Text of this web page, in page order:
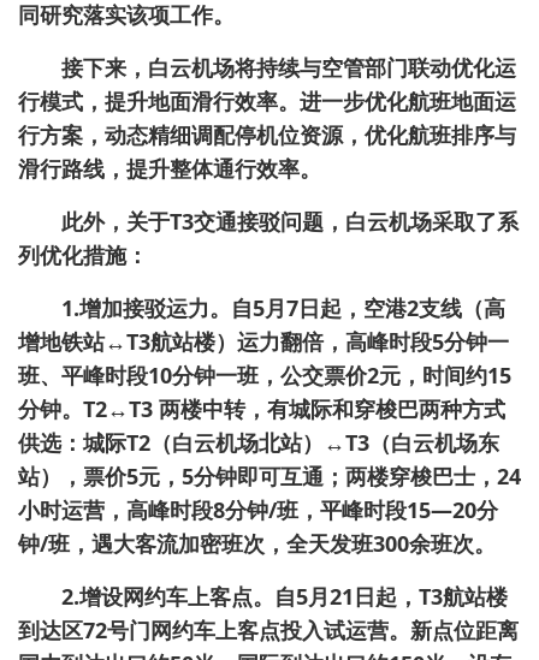
同研究落实该项工作。
接下来，白云机场将持续与空管部门联动优化运
行模式，提升地面滑行效率。进一步优化航班地面运
行方案，动态精细调配停机位资源，优化航班排序与
滑行路线，提升整体通行效率。
此外，关于T3交通接驳问题，白云机场采取了系
列优化措施：
1.增加接驳运力。自5月7日起，空港2支线（高
增地铁站↔T3航站楼）运力翻倍，高峰时段5分钟一
班、平峰时段10分钟一班，公交票价2元，时间约15
分钟。T2↔T3 两楼中转，有城际和穿梭巴两种方式
供选：城际T2（白云机场北站）↔T3（白云机场东
站），票价5元，5分钟即可互通；两楼穿梭巴士，24
小时运营，高峰时段8分钟/班，平峰时段15—20分
钟/班，遇大客流加密班次，全天发班300余班次。
2.增设网约车上客点。自5月21日起，T3航站楼
到达区72号门网约车上客点投入试运营。新点位距离